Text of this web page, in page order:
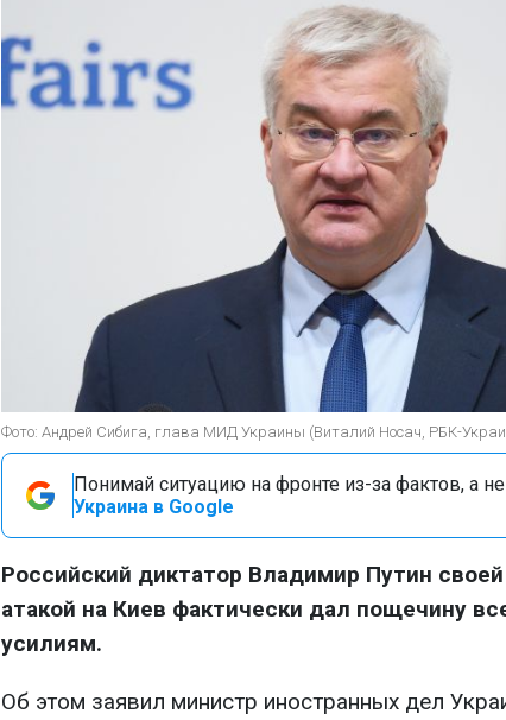
Фото: Андрей Сибига, глава МИД Украины (Виталий Носач, РБК-
Понимай ситуацию на фронте из-за фактов, а
Украина в Google
Российский диктатор Владимир Путин
атакой на Киев фактически дал пощечину
усилиям.
Об этом заявил министр иностранных дел